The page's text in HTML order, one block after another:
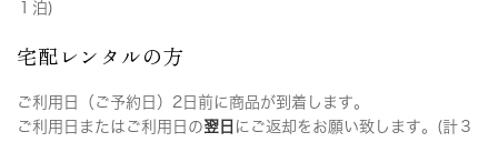
１泊)
宅配レンタルの方
ご利用日（ご予約日）2日前に商品が到着します。
ご利用日またはご利用日の翌日 にご返却をお願い致します。(計３